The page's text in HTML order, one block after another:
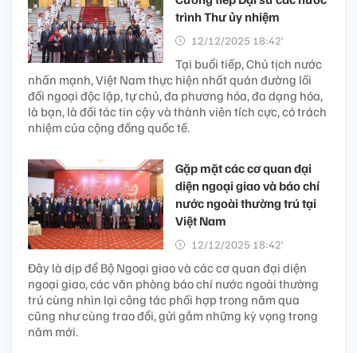
trình Thư ủy nhiệm
12/12/2025 18:42’
Tại buổi tiếp, Chủ tịch nước
nhấn mạnh, Việt Nam thực hiện nhất quán đường lối
đối ngoại độc lập, tự chủ, đa phương hóa, đa dạng hóa,
là bạn, là đối tác tin cậy và thành viên tích cực, có trách
nhiệm của cộng đồng quốc tế.
Gặp mặt các cơ quan đại
diện ngoại giao và báo chí
nước ngoài thường trú tại
Việt Nam
12/12/2025 18:42’
Đây là dịp để Bộ Ngoại giao và các cơ quan đại diện
ngoại giao, các văn phòng báo chí nước ngoài thường
trú cùng nhìn lại công tác phối hợp trong năm qua
cũng như cùng trao đổi, gửi gắm những kỳ vọng trong
năm mới.